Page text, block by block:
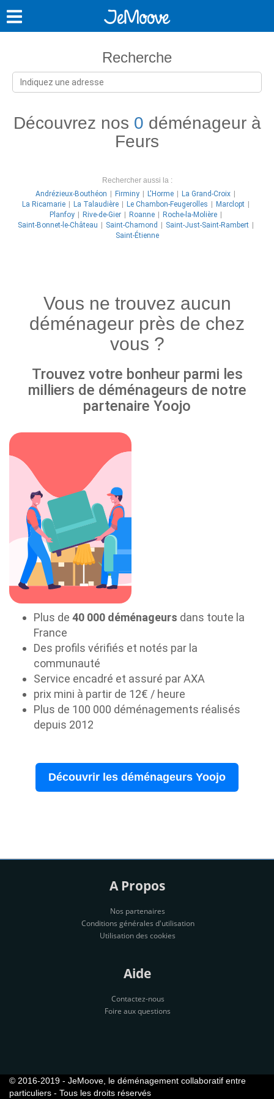
Recherche
Découvrez nos 0 déménageur à
Feurs
Rechercher aussi la :
Andrézieux-Bouthéon
Firminy L'Horme
La Grand-Croix
La Ricamarie
La Talaudière Le Chambon-Feugerolles
Marclopt
Planfoy
Rive-de-Gier Roanne
Roche-la-Molière
Saint-Bonnet-le-Château
Saint-Chamond
Saint-Just-Saint-Rambert
Saint-Étienne
Vous ne trouvez aucun
déménageur près de chez
vous ?
Trouvez votre bonheur parmi les
milliers de déménageurs de notre
partenaire Yoojo
Plus de 40 000 déménageurs dans toute la
France
Des profils vérifiés et notés par la
communauté
Service encadré et assuré par AXA
prix mini à partir de 12€ / heure
Plus de 100 000 déménagements réalisés
depuis 2012
Découvrir les déménageurs Yoojo
A Propos
Nos partenaires
Conditions générales d'utilisation
Utilisation des cookies
Aide
Contactez-nous
Foire aux questions
© 2016-2019 - JeMoove, le déménagement collaboratif entre
particuliers - Tous les droits réservés